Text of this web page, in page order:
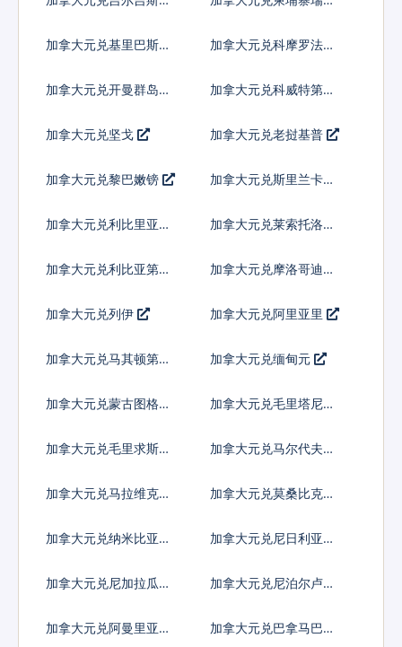
加拿大元兑基里巴斯元 加拿大元兑科摩罗法郎
加拿大元兑开曼群岛元
加拿大元兑科威特第纳
加拿大元兑坚戈 加拿大元兑老挝基普
加拿大元兑黎巴嫩镑
加拿大元兑斯里兰卡卢
加拿大元兑利比里亚元 加拿大元兑莱索托洛蒂
加拿大元兑利比亚第纳
加拿大元兑摩洛哥迪拉
加拿大元兑列伊 加拿大元兑阿里亚里
加拿大元兑马其顿第纳
加拿大元兑缅甸元
加拿大元兑蒙古图格里
加拿大元兑毛里塔尼亚
加拿大元兑毛里求斯卢
加拿大元兑马尔代夫拉
加拿大元兑马拉维克瓦
加拿大元兑莫桑比克梅
加拿大元兑纳米比亚元
加拿大元兑尼日利亚奈
加拿大元兑尼加拉瓜科
加拿大元兑尼泊尔卢比
加拿大元兑阿曼里亚尔
加拿大元兑巴拿马巴波